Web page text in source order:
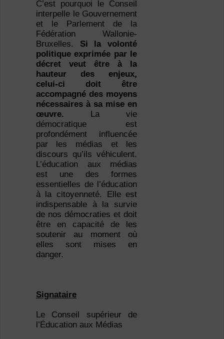
C’est pourquoi le Conseil
interpelle le Gouvernement
et le Parlement de la
Fédération Wallonie-
Bruxelles. Si la volonté
politique exprimée par le
décret veut être à la
hauteur des enjeux,
celui-ci doit être
accompagné des moyens
nécessaires à sa mise en
œuvre. La vie
démocratique est
profondément influencée
par les médias et les
discours qu’ils véhiculent.
L’éducation aux médias
est une des formes
essentielles de l’éducation
à la citoyenneté. Elle est
indispensable à la survie
de nos démocraties et doit
être en capacité de les
soutenir au moment où
elles sont mises en
danger.
Signataire
Le Conseil supérieur de
l’Éducation aux Médias